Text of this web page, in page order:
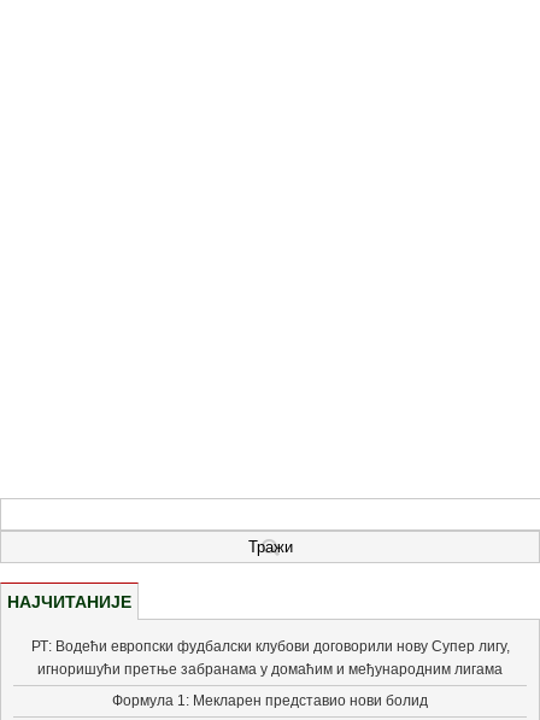
НАЈЧИТАНИЈЕ
РТ: Водећи европски фудбалски клубови договорили нову Супер лигу,
игноришући претње забранама у домаћим и међународним лигама
Формула 1: Мекларен представио нови болид